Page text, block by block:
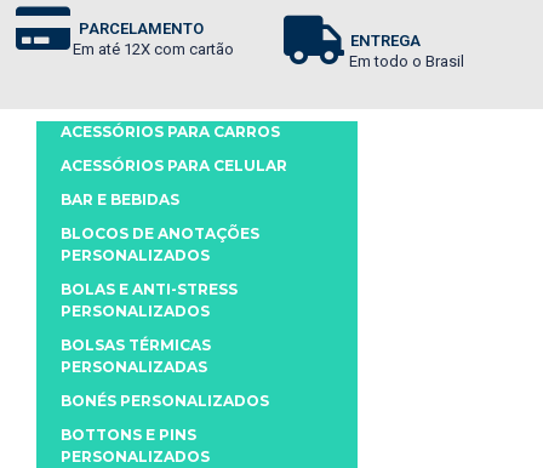
PARCELAMENTO
Em até 12X com cartão
ENTREGA
Em todo o Brasil
ACESSÓRIOS PARA CARROS
ACESSÓRIOS PARA CELULAR
BAR E BEBIDAS
BLOCOS DE ANOTAÇÕES
PERSONALIZADOS
BOLAS E ANTI-STRESS
PERSONALIZADOS
BOLSAS TÉRMICAS
PERSONALIZADAS
BONÉS PERSONALIZADOS
BOTTONS E PINS
PERSONALIZADOS